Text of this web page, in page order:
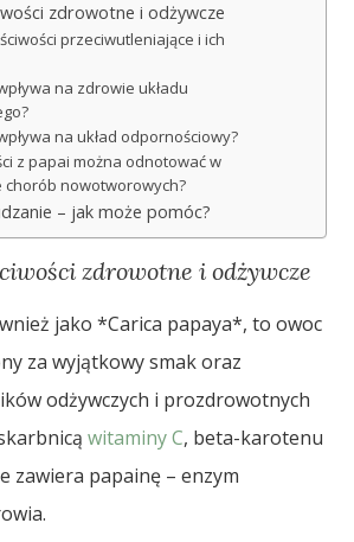
zdrowotne i odżywcze
przeciwutleniające i ich
na zdrowie układu
na układ odpornościowy?
z papai można odnotować w
nowotworowych?
– jak może pomóc?
zdrowotne i odżywcze
jako *Carica papaya*, to owoc
za wyjątkowy smak oraz
odżywczych i prozdrowotnych
skarbnicąwitaminy C, beta-karotenu
zawiera papainę – enzym